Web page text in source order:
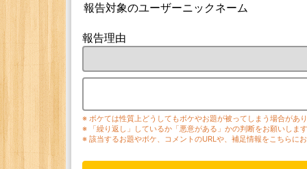
報告対象のユーザーニックネーム
報告理由
※ ボケては性質上どうしてもボケやお題が被ってしまう場合があ
※ 「繰り返し」しているか「悪意がある」かの判断をお願いしま
※ 該当するお題やボケ、コメントのURLや、補足情報をこちらに